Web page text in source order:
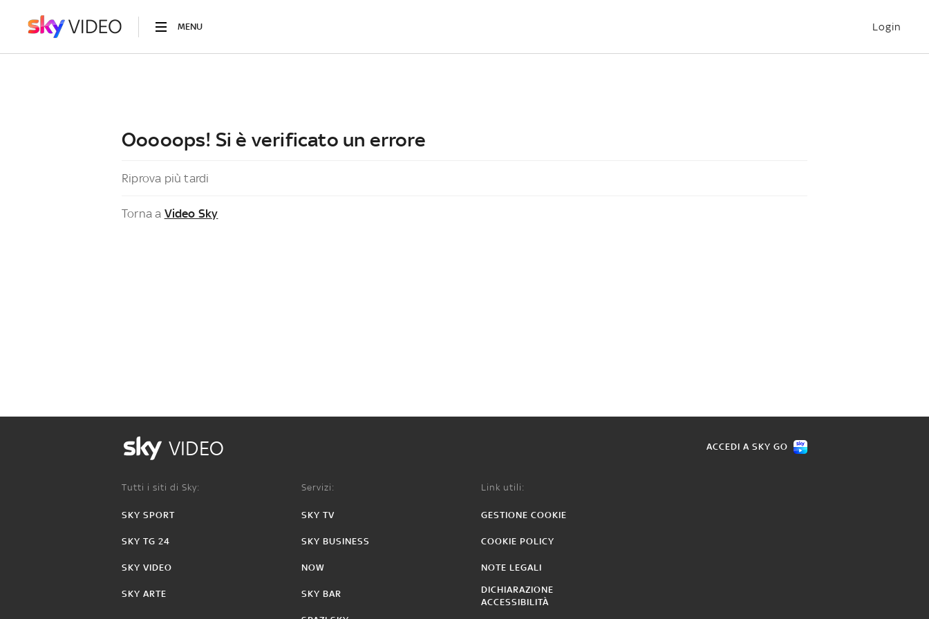
MENU Login
Ooooops! Si è verificato un errore
Riprova più tardi
Torna a Video Sky
VIDEO ACCEDI A SKY GO
Tutti i siti di Sky:
SKY SPORT
SKY TG 24
SKY VIDEO
SKY ARTE
Servizi:
SKY TV
SKY BUSINESS
NOW
SKY BAR
Link utili:
GESTIONE COOKIE
COOKIE POLICY
NOTE LEGALI
DICHIARAZIONE
ACCESSIBILITÀ